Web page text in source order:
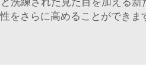
をさらに高めることができま